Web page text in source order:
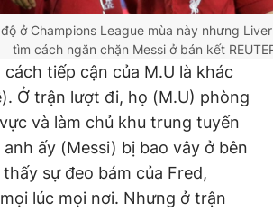
ở Champions League mùa này nhưng
tìm cách ngăn chặn Messi ở bán kết
cách tiếp cận của M.U là khác
Ở trận lượt đi, họ (M.U) phòng
và làm chủ khu trung tuyến
ấy (Messi) bị bao vây ở bên
sự đeo bám của Fred,
lúc mọi nơi. Nhưng ở trận